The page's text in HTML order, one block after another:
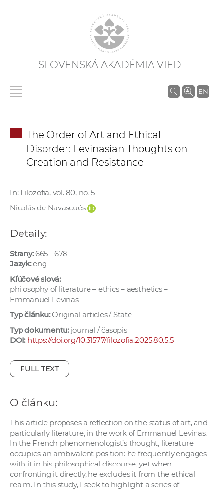
SLOVENSKÁ AKADÉMIA VIED
EN
V
d
p
r
a
c
o
The Order of Art and Ethical
Disorder: Levinasian Thoughts on
Creation and Resistance
In: Filozofia, vol. 80, no. 5
Nicolás de Navascués
Detaily:
Strany:665 - 678
Jazyk:eng
Kľúčové slová:
philosophy of literature – ethics – aesthetics –
Emmanuel Levinas
Typ článku:Original articles / State
Typ dokumentu:journal / časopis
DOI: https://doi.org/10.31577/filozofia.2025.80.5.5
FULL TEXT
O článku:
This article proposes a reflection on the status of art, and
particularly literature, in the work of Emmanuel Levinas.
In the French phenomenologist’s thought, literature
occupies an ambivalent position: he frequently engages
with it in his philosophical discourse, yet when
confronting it directly, he excludes it from the ethical
realm. In this study, I seek to highlight a series of